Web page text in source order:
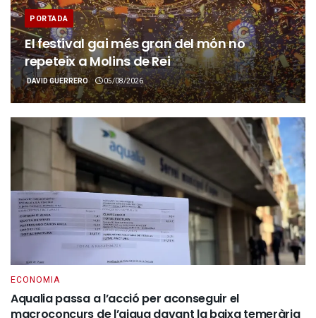
PORTADA
El festival gai més gran del món no
repeteix a Molins de Rei
DAVID GUERRERO 05/08/2026
ECONOMIA
Aqualia passa a l’acció per aconseguir el
macroconcurs de l’aigua davant la baixa temerària